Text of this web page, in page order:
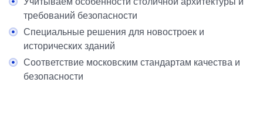
требований безопасности
Специальные решения для новостроек и
исторических зданий
Соответствие московским стандартам качества и
безопасности